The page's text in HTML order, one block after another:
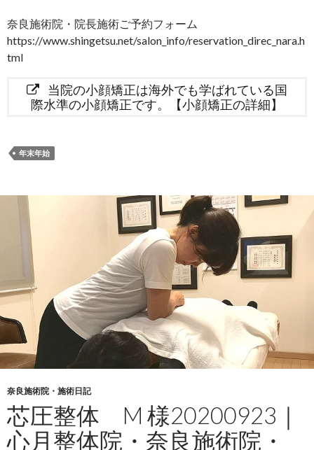
奈良施術院・院長施術ご予約フォーム
https://www.shingetsu.net/salon_info/reservation_direc_nara.h
tml
当院の小顔矯正は海外でも学ばれている国
際水準の小顔矯正です。【小顔矯正の詳細】
年末年始
奈良施術院・施術日記
芯圧整体 M 様20200923｜
心月整体院・奈良施術院・